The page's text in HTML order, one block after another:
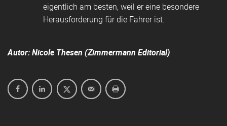
eigentlich am besten, weil er eine besondere
Herausforderung für die Fahrer ist.
Autor: Nicole Thesen (Zimmermann Editorial)